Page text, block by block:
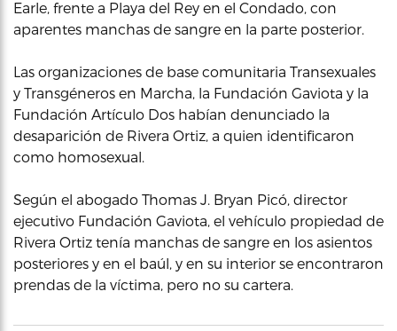
Earle, frente a Playa del Rey en el Condado, con
aparentes manchas de sangre en la parte posterior.
Las organizaciones de base comunitaria Transexuales
y Transgéneros en Marcha, la Fundación Gaviota y la
Fundación Artículo Dos habían denunciado la
desaparición de Rivera Ortiz, a quien identificaron
como homosexual.
Según el abogado Thomas J. Bryan Picó, director
ejecutivo Fundación Gaviota, el vehículo propiedad de
Rivera Ortiz tenía manchas de sangre en los asientos
posteriores y en el baúl, y en su interior se encontraron
prendas de la víctima, pero no su cartera.